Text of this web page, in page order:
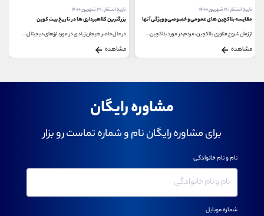
تاریخ انتشار : ۱۹ شهریور ۱۴۰۰
مقایسه بلاکچین های عمومی و خصوصی و ویژگی آنها
از زمان شروع فناوری بلاکچین، مردم در مورد بلاکچین...
مشاهده
تاریخ انتشار : ۳۱ شهریور ۱۴۰۰
بزرگترین کلاهبرداری ها در تاریخ بیت کوین
در حال حاضر هیجان زیادی در مورد ارزهای دیجیتال...
مشاهده
مشاوره رایگان
برای مشاوره رایگان نام و شماره تماست رو بزار
نام و نام خانوادگی
شماره موبایل